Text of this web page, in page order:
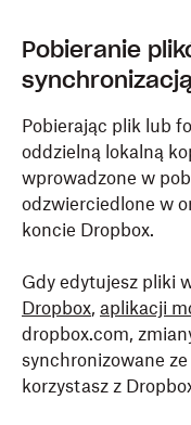
Pobieranie
synchronizacją
Pobierając plik lub
oddzielną lokalną
wprowadzone w
odzwierciedlone w
koncie Dropbox.
Gdy edytujesz pliki
Dropbox, aplikacji
dropbox.com,
synchronizowane
korzystasz z